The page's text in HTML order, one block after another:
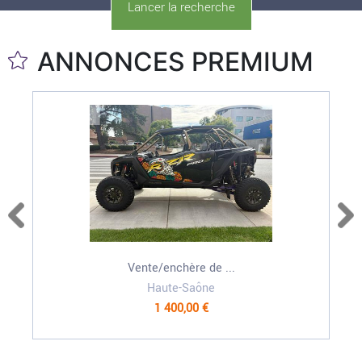
ANNONCES PREMIUM
Vente/enchère de ...
Haute-Saône
1 400,00 €